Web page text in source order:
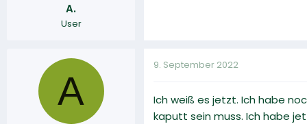
A.
User
A
9. September 2022
Ich weiß es jetzt. Ich habe
kaputt sein muss. Ich habe